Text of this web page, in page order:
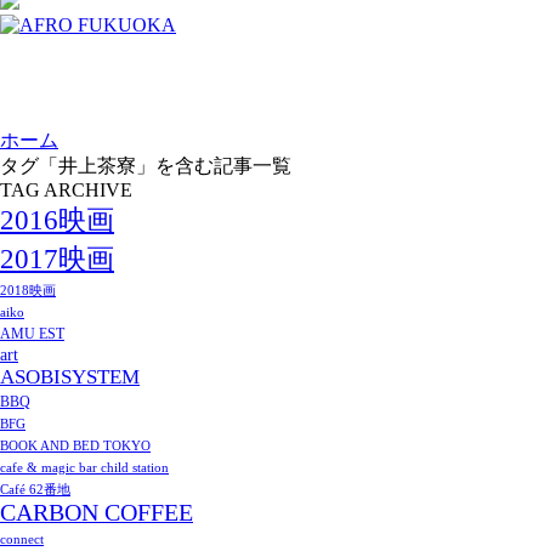
ホーム
タグ「井上茶寮」を含む記事一覧
TAG ARCHIVE
2016映画
2017映画
2018映画
aiko
AMU EST
art
ASOBISYSTEM
BBQ
BFG
BOOK AND BED TOKYO
cafe & magic bar child station
Café 62番地
CARBON COFFEE
connect